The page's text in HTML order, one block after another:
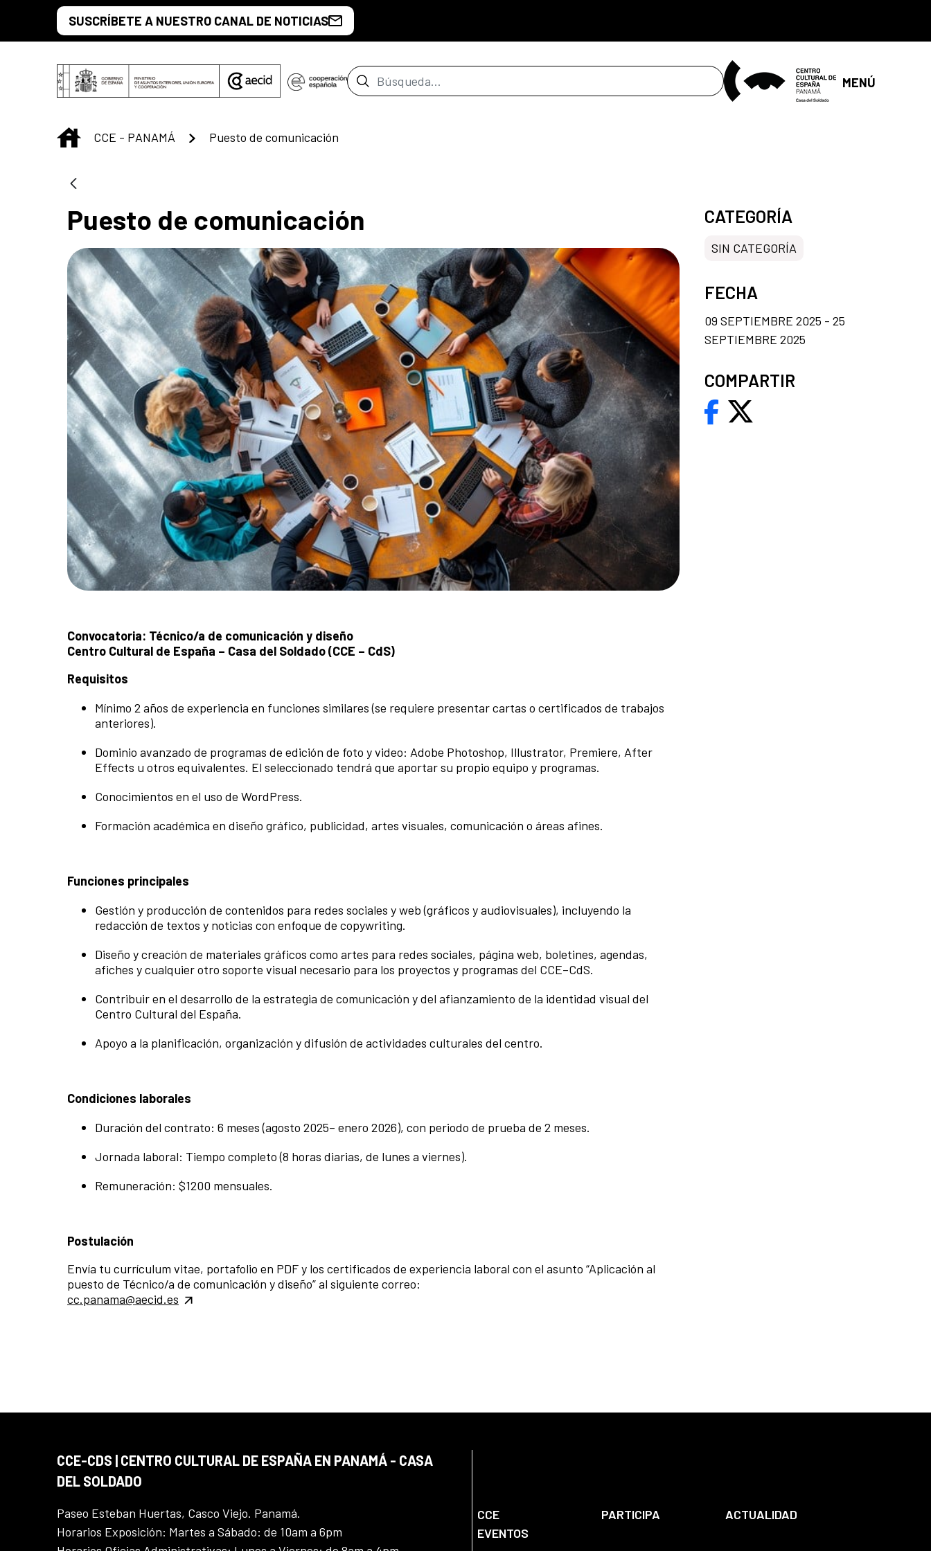
Saltar al contenido principal
SUSCRÍBETE A NUESTRO CANAL DE NOTICIAS
Barra de búsqueda MENÚ
INICIO
CCE - PANAMÁ Puesto de comunicación
Puesto de comunicación
Convocatoria: Técnico/a de comunicación y diseño
Centro Cultural de España – Casa del Soldado (CCE – CdS)
Requisitos
Mínimo 2 años de experiencia en funciones similares (se requiere presentar cartas o certificados de trabajos
anteriores).
Dominio avanzado de programas de edición de foto y video: Adobe Photoshop, Illustrator, Premiere, After
Effects u otros equivalentes. El seleccionado tendrá que aportar su propio equipo y programas.
Conocimientos en el uso de WordPress.
Formación académica en diseño gráfico, publicidad, artes visuales, comunicación o áreas afines.
Funciones principales
Gestión y producción de contenidos para redes sociales y web (gráficos y audiovisuales), incluyendo la
redacción de textos y noticias con enfoque de copywriting.
Diseño y creación de materiales gráficos como artes para redes sociales, página web, boletines, agendas,
afiches y cualquier otro soporte visual necesario para los proyectos y programas del CCE–CdS.
Contribuir en el desarrollo de la estrategia de comunicación y del afianzamiento de la identidad visual del
Centro Cultural del España.
Apoyo a la planificación, organización y difusión de actividades culturales del centro.
Condiciones laborales
Duración del contrato: 6 meses (agosto 2025– enero 2026), con periodo de prueba de 2 meses.
Jornada laboral: Tiempo completo (8 horas diarias, de lunes a viernes).
Remuneración: $1200 mensuales.
Postulación
Envía tu currículum vitae, portafolio en PDF y los certificados de experiencia laboral con el asunto “Aplicación al
puesto de Técnico/a de comunicación y diseño” al siguiente correo:
cc.panama@aecid.es
CATEGORÍA
SIN CATEGORÍA
FECHA
09 SEPTIEMBRE 2025 - 25
SEPTIEMBRE 2025
COMPARTIR
CCE-CDS | CENTRO CULTURAL DE ESPAÑA EN PANAMÁ - CASA
DEL SOLDADO
Paseo Esteban Huertas, Casco Viejo. Panamá.
Horarios Exposición: Martes a Sábado: de 10am a 6pm
CCE PARTICIPA
ACTUALIDAD
EVENTOS